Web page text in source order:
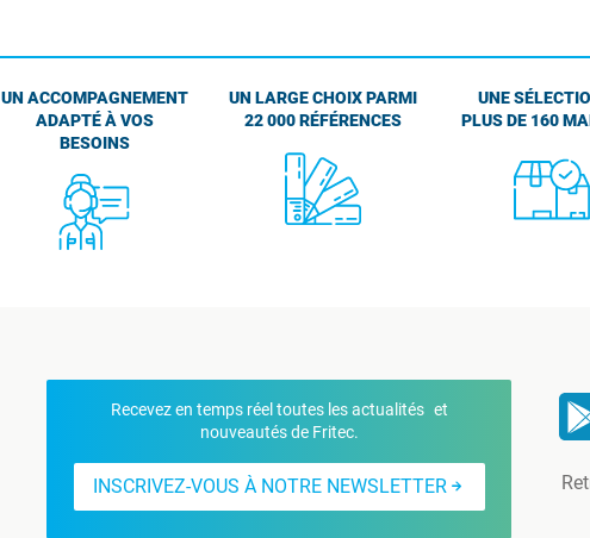
UN ACCOMPAGNEMENT
ADAPTÉ À VOS
BESOINS
UN LARGE CHOIX PARMI
22 000 RÉFÉRENCES
UNE
PLUS DE 160
Recevez en temps réel toutes les actualités et
nouveautés de Fritec.
INSCRIVEZ-VOUS À NOTRE NEWSLETTER